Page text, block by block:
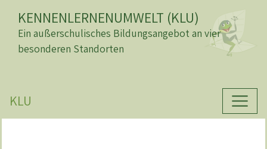
KENNENLERNENUMWELT (KLU)
Ein außerschulisches Bildungsangebot an vier
besonderen Standorten
KLU